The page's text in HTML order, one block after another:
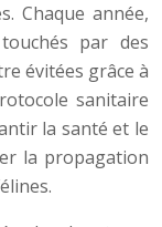
Chaque année,
par des
évitées grâce à
sanitaire
la santé et le
la propagation